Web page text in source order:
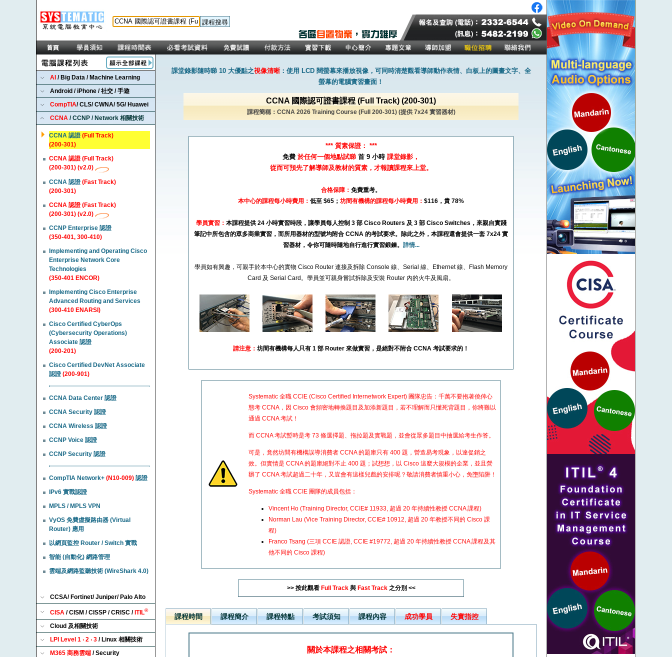
AI / Big Data / Machine Learning
Android / iPhone / 社交 / 手遊
CompTIA/ CLS/ CWNA/ 5G/ Huawei
CCNA / CCNP / Network 相關技術
CCNA 認證(Full Track)
(200-301)
CCNA 認證 (Full Track)
(200-301) (v2.0)
CCNA 認證(Fast Track)
(200-301)
CCNA 認證 (Fast Track)
(200-301) (v2.0)
CCNP Enterprise 認證
(350-401, 300-410)
Implementing and Operating Cisco
Enterprise Network Core
Technologies
(350-401 ENCOR)
Implementing Cisco Enterprise
Advanced Routing and Services
(300-410 ENARSI)
Cisco Certified CyberOps
(Cybersecurity Operations)
Associate 認證
(200-201)
Cisco Certified DevNet Associate
認證(200-901)
CCNA Data Center 認證
CCNA Security 認證
CCNA Wireless 認證
CCNP Voice 認證
CCNP Security 認證
CompTIA Network+ (N10-009) 認證
IPv6 實戰認證
MPLS / MPLS VPN
VyOS 免費虛擬路由器 (Virtual
Router) 應用
以網頁監控 Router / Switch 實戰
智能 (自動化) 網路管理
雲端及網路監聽技術 (WireShark 4.0)
CCSA/ Fortinet/ Juniper/ Palo Alto
CISA / CISM / CISSP / CRISC / ITIL®
Cloud 及相關技術
LPI Level 1 ‧ 2 ‧ 3 / Linux 相關技術
M365 商務雲端 / Security
課堂錄影隨時睇 10 大優點之視像清晰：使用 LCD 闊螢幕來播放視像，可同時清楚觀看導師動作表情、白板上的圖畫文字、全
螢幕的電腦實習畫面！
CCNA 國際認可證書課程 (Full Track) (200-301)
課程簡稱：CCNA 2026 Training Course (Full 200-301) (提供 7x24 實習器材)
*** 質素保證： ***
免費 於任何一個地點試睇 首 9 小時課堂錄影，
從而可預先了解導師及教材的質素，才報讀課程來上堂。
合格保障： 免費重考。
本中心的課程每小時費用： 低至 $65； 坊間有機構的課程每小時費用： $116，貴 78%
學員實習： 本課程提供 24 小時實習時段，讓學員每人控制 3 部 Cisco Routers 及 3 部 Cisco Switches，來親自實踐
筆記中所包含的眾多商業實習，而所用器材的型號均附合 CCNA 的考試要求。除此之外，本課程還會提供一套 7x24 實
習器材，令你可隨時隨地自行進行實習鍛鍊。 詳情...
學員如有興趣，可親手於本中心的實物 Cisco Router 連接及拆除 Console 線、Serial 線、Ethernet 線、Flash Memory
Card 及 Serial Card。學員並可親身嘗試拆除及安裝 Router 內的火牛及風扇。
請注意： 坊間有機構每人只有 1 部 Router 來做實習，是絕對不附合 CCNA 考試要求的！
Systematic 全職 CCIE (Cisco Certified Internetwork Expert) 團隊忠告：千萬不要抱著僥倖心
態考 CCNA，因 Cisco 會頻密地轉換題目及加添新題目，若不理解而只懂死背題目，你將難以
通過 CCNA 考試！
而 CCNA 考試暫時是考 73 條選擇題、拖拉題及實戰題，並會從眾多題目中抽選給考生作答。
可是，竟然坊間有機構誤導消費者 CCNA 的題庫只有 400 題，營造易考現象，以達促銷之
效。但實情是 CCNA 的題庫絕對不止 400 題；試想想，以 Cisco 這麼大規模的企業，並且營
辦了 CCNA 考試超過二十年，又豈會有這樣兒戲的安排呢？敬請消費者慎重小心，免墮陷阱！
Systematic 全職 CCIE 團隊的成員包括：
Vincent Ho (Training Director, CCIE# 11933, 超過 20 年持續性教授 CCNA 課程)
Norman Lau (Vice Training Director, CCIE# 10912, 超過 20 年教授不同的 Cisco 課
程)
Franco Tsang (三項 CCIE 認證, CCIE #19772, 超過 20 年持續性教授 CCNA 課程及其
他不同的 Cisco 課程)
>> 按此觀看 Full Track與 Fast Track之分別 <<
課程時間 課程簡介 課程特點 考試須知 課程內容 成功學員 失實指控
關於本課程之相關考試：